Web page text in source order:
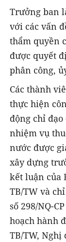
Trưởng ban
với các vấn
thẩm quyền
được quyết
phân công,
Các thành
thực hiện
động chỉ
nhiệm vụ
nước được
xây dựng
kết luận của
TB/TW và
số 298/NQ-
hoạch hành
TB/TW, Nghị